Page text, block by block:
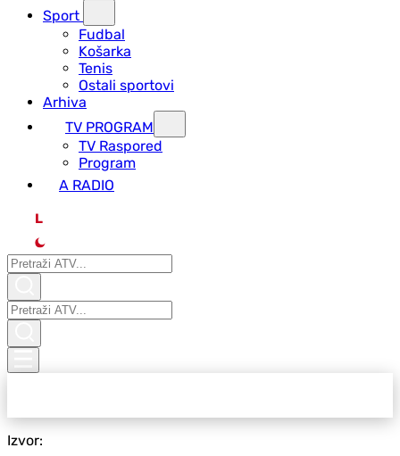
Sport
Fudbal
Košarka
Tenis
Ostali sportovi
Arhiva
TV PROGRAM
ТV Raspored
Program
A RADIO
L
Izvor: